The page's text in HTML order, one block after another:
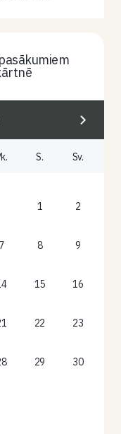
S. Sv.
1 2
8 9
15 16
22 23
29 30